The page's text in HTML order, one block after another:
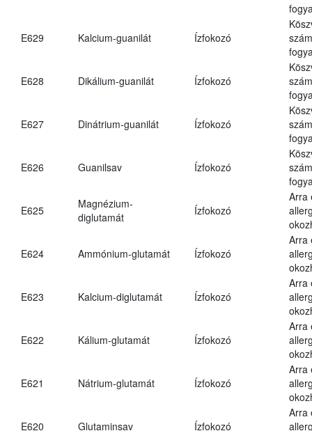
E629 Kalcium-guanilát Ízfokozó
E628 Dikálium-guanilát Ízfokozó
E627 Dinátrium-guanilát Ízfokozó
E626 Guanilsav Ízfokozó
E625
Magnézium-
diglutamát
Ízfokozó
Arra
E624 Ammónium-glutamát Ízfokozó
Arra
E623 Kalcium-diglutamát Ízfokozó
Arra
E622 Kálium-glutamát Ízfokozó
Arra
E621 Nátrium-glutamát Ízfokozó
Arra
E620 Glutaminsav Ízfokozó
Arra